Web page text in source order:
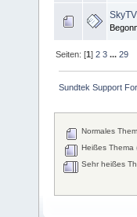
Seiten: [1]2 3 ...29
Sundtek Support
Normales
Heißes Thema
Sehr heißes